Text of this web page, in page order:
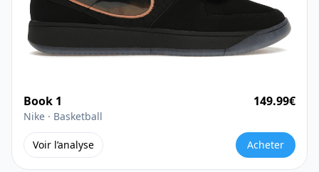
Book 1
Nike · Basketball
149.99€
Voir l’analyse Acheter